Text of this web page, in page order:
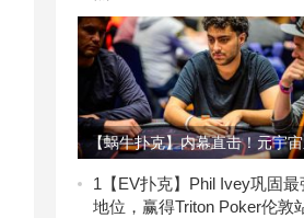
【蜗牛扑克】内幕直击！元宇
心成员 亲自发表NFT对于扑克
竞技间交互产生的影响…
1 【EV扑克】Phil Ivey巩固
地位，赢得Triton Poker伦敦